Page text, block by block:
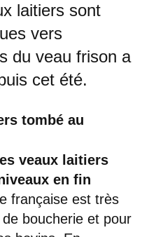
laitiers sont
vers
du veau frison a
cet été.
tombé au
veaux laitiers
en fin
française est très
boucherie et pour